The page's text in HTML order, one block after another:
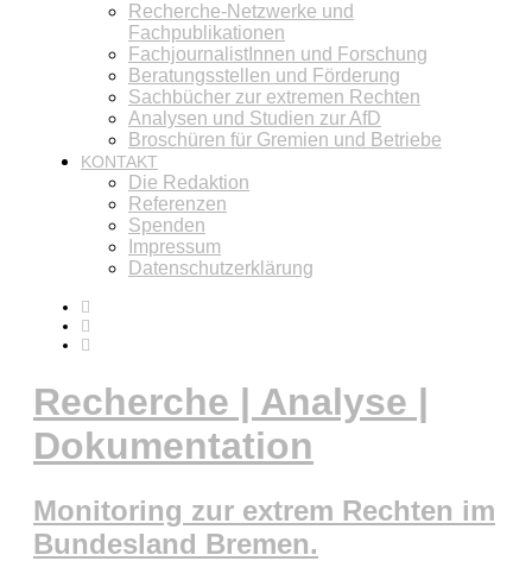
Recherche-Netzwerke und
Fachpublikationen
FachjournalistInnen und Forschung
Beratungsstellen und Förderung
Sachbücher zur extremen Rechten
Analysen und Studien zur AfD
Broschüren für Gremien und Betriebe
KONTAKT
Die Redaktion
Referenzen
Spenden
Impressum
Datenschutzerklärung
Recherche | Analyse |
Dokumentation
Monitoring zur extrem Rechten im
Bundesland Bremen.